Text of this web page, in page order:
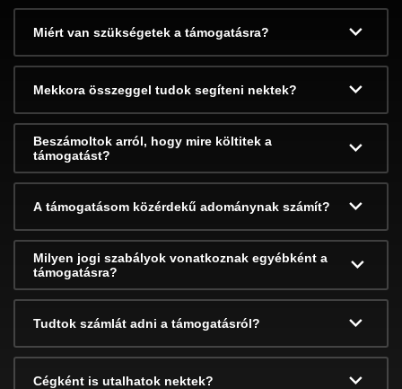
Miért van szükségetek a támogatásra?
Mekkora összeggel tudok segíteni nektek?
Beszámoltok arról, hogy mire költitek a
támogatást?
A támogatásom közérdekű adománynak számít?
Milyen jogi szabályok vonatkoznak egyébként a
támogatásra?
Tudtok számlát adni a támogatásról?
Cégként is utalhatok nektek?